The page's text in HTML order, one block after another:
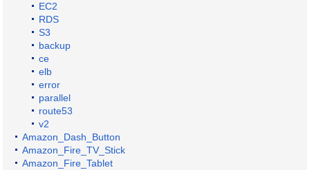
EC2
RDS
S3
backup
ce
elb
error
parallel
route53
v2
Amazon_Dash_Button
Amazon_Fire_TV_Stick
Amazon_Fire_Tablet